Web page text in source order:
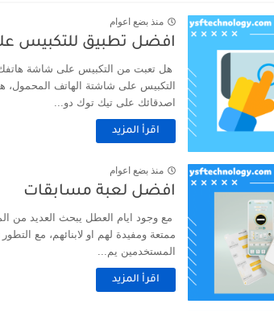
منذ بضع اعوام
افضل تطبيق للتكبيس
هل تعبت من التكبيس على شاشة
التكبيس على شاشتة الهاتف المحمول،
اصدقائك على تيك توك دو...
اقرأ المزيد
منذ بضع اعوام
افضل لعبة مسابقات
مع وجود ايام العطل يبحث العديد من
ممتعة ومفيدة لهم او لابنائهم، مع
المستخدمين يم...
اقرأ المزيد